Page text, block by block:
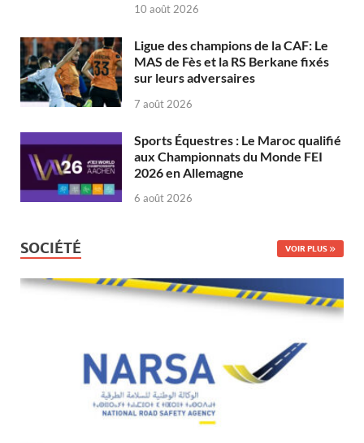
10 août 2026
Ligue des champions de la CAF: Le
MAS de Fès et la RS Berkane fixés
sur leurs adversaires
7 août 2026
Sports Équestres : Le Maroc qualifié
aux Championnats du Monde FEI
2026 en Allemagne
6 août 2026
SOCIÉTÉ VOIR PLUS